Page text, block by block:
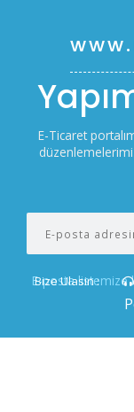
E-Ticaret
E-posta listemize
Bize Ulasin :